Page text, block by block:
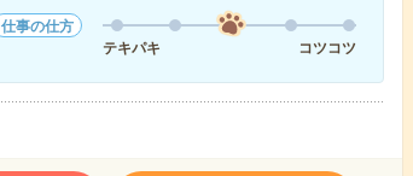
仕事の仕方
テキパキ
コツコツ